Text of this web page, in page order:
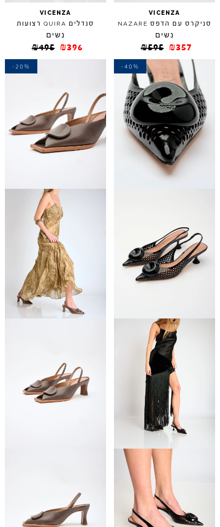
VICENZA
סניקרס עם הדפס NAZARE
נשים
₪595 ₪357
VICENZA
סנדלים QUIRA רצועות
נשים
₪495 ₪396
-40%
-20%